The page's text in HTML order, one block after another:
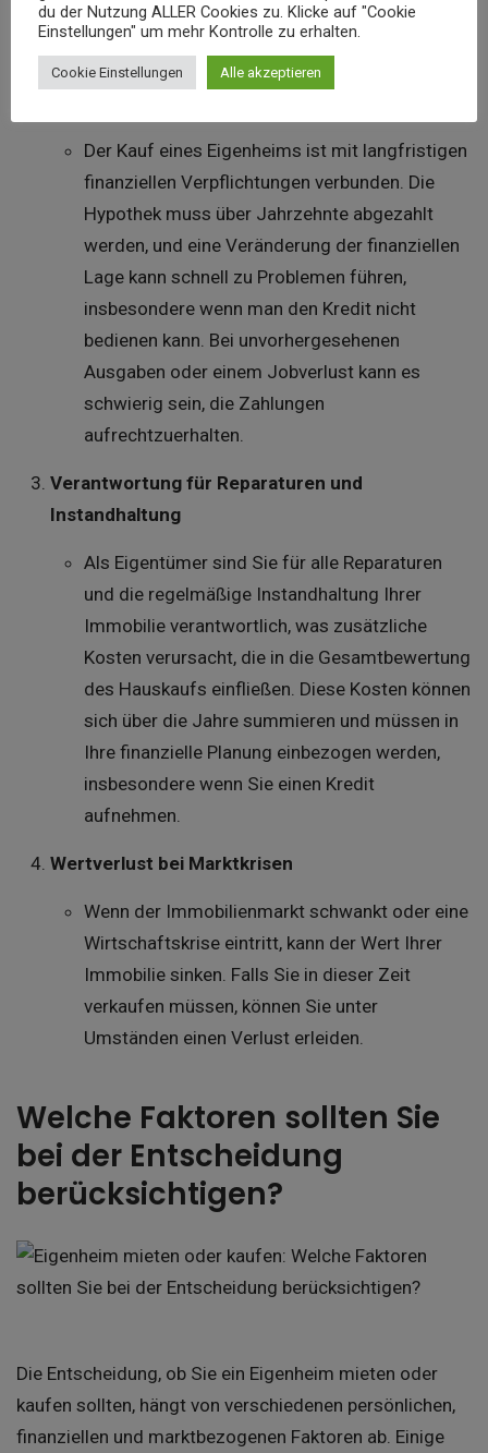
Diese hohen Anfangskosten sind eine der
größten Hürden für potenzielle Käufer.
Der Kauf eines Eigenheims ist mit langfristigen
finanziellen Verpflichtungen verbunden. Die
Hypothek muss über Jahrzehnte abgezahlt
werden, und eine Veränderung der finanziellen
Lage kann schnell zu Problemen führen,
insbesondere wenn man den Kredit nicht
bedienen kann. Bei unvorhergesehenen
Ausgaben oder einem Jobverlust kann es
schwierig sein, die Zahlungen
aufrechtzuerhalten.
Verantwortung für Reparaturen und
Instandhaltung
Als Eigentümer sind Sie für alle Reparaturen
und die regelmäßige Instandhaltung Ihrer
Immobilie verantwortlich, was zusätzliche
Kosten verursacht, die in die Gesamtbewertung
des Hauskaufs einfließen. Diese Kosten können
sich über die Jahre summieren und müssen in
Ihre finanzielle Planung einbezogen werden,
insbesondere wenn Sie einen Kredit
aufnehmen.
Wertverlust bei Marktkrisen
Wenn der Immobilienmarkt schwankt oder eine
Wirtschaftskrise eintritt, kann der Wert Ihrer
Immobilie sinken. Falls Sie in dieser Zeit
verkaufen müssen, können Sie unter
Umständen einen Verlust erleiden.
Welche Faktoren sollten Sie
bei der Entscheidung
berücksichtigen?
Die Entscheidung, ob Sie ein Eigenheim mieten oder
kaufen sollten, hängt von verschiedenen persönlichen,
finanziellen und marktbezogenen Faktoren ab. Einige
du der Nutzung ALLER Cookies zu. Klicke auf "Cookie
Einstellungen" um mehr Kontrolle zu erhalten.
Cookie Einstellungen Alle akzeptieren